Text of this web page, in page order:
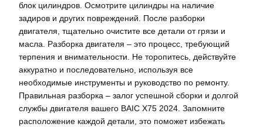
блок цилиндров. Осмотрите цилиндры на наличие
задиров и других повреждений. После разборки
двигателя, тщательно очистите все детали от грязи и
масла. Разборка двигателя – это процесс, требующий
терпения и внимательности. Не торопитесь, действуйте
аккуратно и последовательно, используя все
необходимые инструменты и руководство по ремонту.
Правильная разборка – залог успешной сборки и долгой
службы двигателя вашего BAIC X75 2024. Запомните
расположение каждой детали, это поможет избежать